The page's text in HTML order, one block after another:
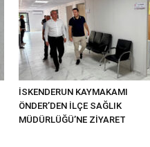
İSKENDERUN KAYMAKAMI
ÖNDER’DEN İLÇE SAĞLIK
MÜDÜRLÜĞÜ’NE ZİYARET